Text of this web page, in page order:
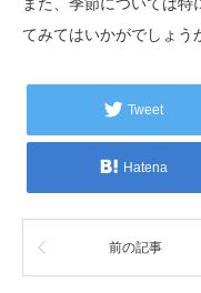
てみてはいかがでしょう
Tweet
Hatena
前の記事